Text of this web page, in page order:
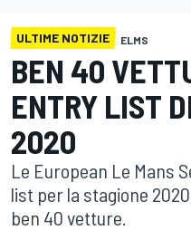
ULTIME NOTIZIE ELMS
BEN 40
ENTRY LIST
2020
Le European Le Mans
list per la stagione
ben 40 vetture.